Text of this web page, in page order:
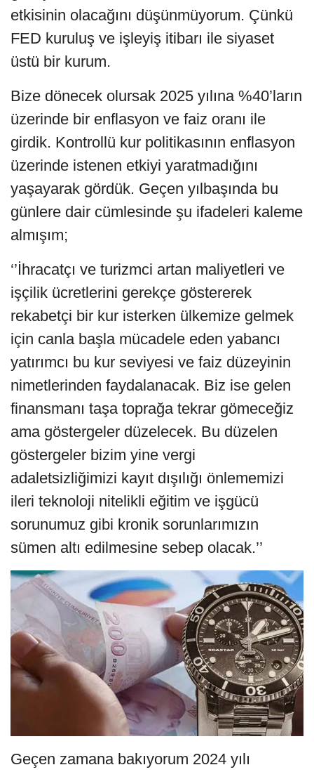
etkisinin olacağını düşünmüyorum. Çünkü
FED kuruluş ve işleyiş itibarı ile siyaset
üstü bir kurum.
Bize dönecek olursak 2025 yılına %40’ların
üzerinde bir enflasyon ve faiz oranı ile
girdik. Kontrollü kur politikasının enflasyon
üzerinde istenen etkiyi yaratmadığını
yaşayarak gördük. Geçen yılbaşında bu
günlere dair cümlesinde şu ifadeleri kaleme
almışım;
‘’İhracatçı ve turizmci artan maliyetleri ve
işçilik ücretlerini gerekçe göstererek
rekabetçi bir kur isterken ülkemize gelmek
için canla başla mücadele eden yabancı
yatırımcı bu kur seviyesi ve faiz düzeyinin
nimetlerinden faydalanacak. Biz ise gelen
finansmanı taşa toprağa tekrar gömeceğiz
ama göstergeler düzelecek. Bu düzelen
göstergeler bizim yine vergi
adaletsizliğimizi kayıt dışılığı önlememizi
ileri teknoloji nitelikli eğitim ve işgücü
sorunumuz gibi kronik sorunlarımızın
sümen altı edilmesine sebep olacak.’’
Geçen zamana bakıyorum 2024 yılı